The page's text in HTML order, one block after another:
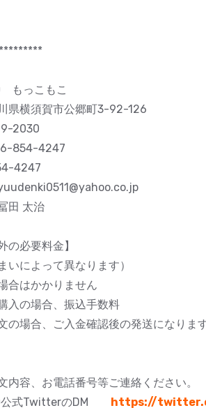
もっこもこ
県横須賀市公郷町3-92-126
2030
854-4247
4247
田 太治
の必要料金】
いによって異なります）
合はかかりません
入の場合、振込手数料
場合、ご入金確認後の発送になります
内容、お電話番号等ご連絡ください。
公式TwitterのDM
https://